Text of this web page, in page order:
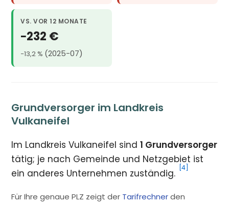
VS. VOR 12 MONATE
−232 €
−13,2 % (2025-07)
Grundversorger im Landkreis
Vulkaneifel
Im Landkreis Vulkaneifel sind1 Grundversorger
tätig; je nach Gemeinde und Netzgebiet ist
ein anderes Unternehmen zuständig.
[4]
Für Ihre genaue PLZ zeigt der Tarifrechnerden